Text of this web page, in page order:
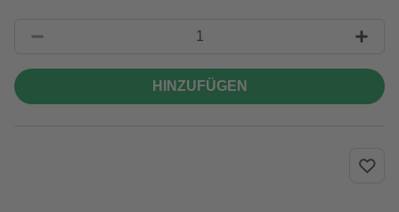
HINZUFÜGEN